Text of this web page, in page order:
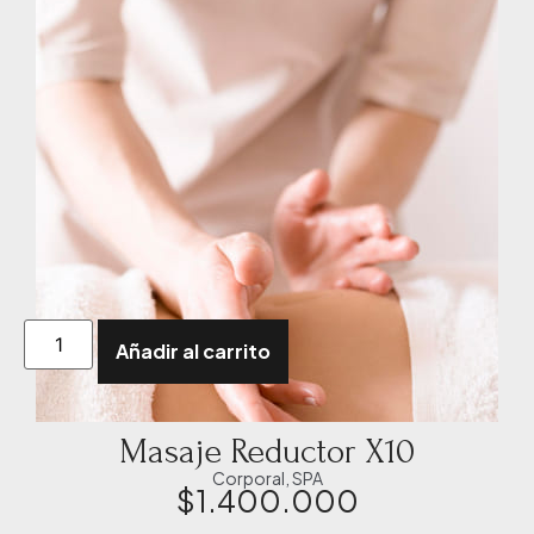
Añadir al carrito
Masaje Reductor X10
Corporal SPA
$1.400.000